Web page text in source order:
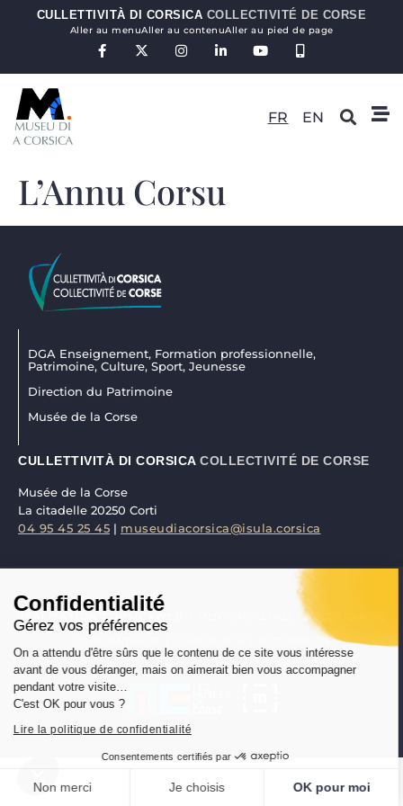
Confidentialité
Gérez vos préférences
On a attendu d'être sûrs que le contenu de ce site vous intéresse
avant de vous déranger, mais on aimerait bien vous accompagner
pendant votre visite…
C'est OK pour vous ?
Lire la politique de confidentialité
Consentements certifiés par
Non merci Je choisis OK pour moi
CULLETTIVITÀ DI CORSICA COLLECTIVITÉ DE CORSE
Aller au menuAller au contenuAller au pied de page
FR EN
L’Annu Corsu
DGA Enseignement, Formation professionnelle,
Patrimoine, Culture, Sport, Jeunesse
Direction du Patrimoine
Musée de la Corse
CULLETTIVITÀ DI CORSICA COLLECTIVITÉ DE CORSE
Musée de la Corse
La citadelle 20250 Corti
04 95 45 25 45 | museudiacorsica@isula.corsica
RÉALISATION CORSICAWEB | |POLITIQUE DE
ACCESSIBILITÉ